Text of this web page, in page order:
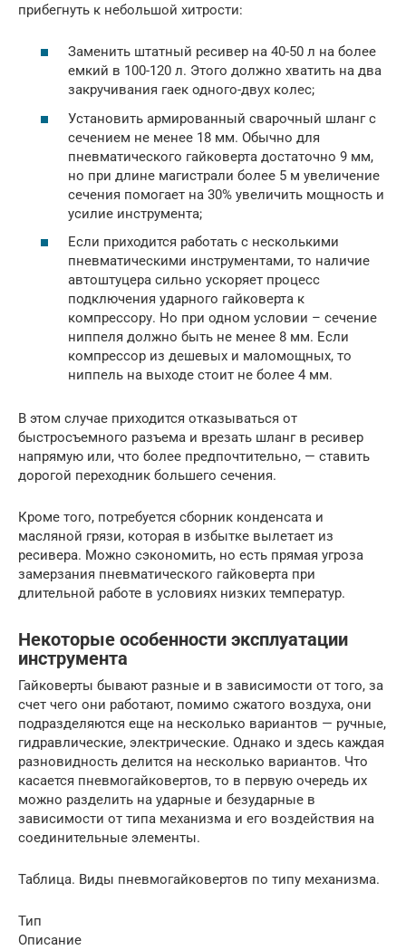
прибегнуть к небольшой хитрости:
Заменить штатный ресивер на 40-50 л на более
емкий в 100-120 л. Этого должно хватить на два
закручивания гаек одного-двух колес;
Установить армированный сварочный шланг с
сечением не менее 18 мм. Обычно для
пневматического гайковерта достаточно 9 мм,
но при длине магистрали более 5 м увеличение
сечения помогает на 30% увеличить мощность и
усилие инструмента;
Если приходится работать с несколькими
пневматическими инструментами, то наличие
автоштуцера сильно ускоряет процесс
подключения ударного гайковерта к
компрессору. Но при одном условии – сечение
ниппеля должно быть не менее 8 мм. Если
компрессор из дешевых и маломощных, то
ниппель на выходе стоит не более 4 мм.
В этом случае приходится отказываться от
быстросъемного разъема и врезать шланг в ресивер
напрямую или, что более предпочтительно, — ставить
дорогой переходник большего сечения.
Кроме того, потребуется сборник конденсата и
масляной грязи, которая в избытке вылетает из
ресивера. Можно сэкономить, но есть прямая угроза
замерзания пневматического гайковерта при
длительной работе в условиях низких температур.
Некоторые особенности эксплуатации
инструмента
Гайковерты бывают разные и в зависимости от того, за
счет чего они работают, помимо сжатого воздуха, они
подразделяются еще на несколько вариантов — ручные,
гидравлические, электрические. Однако и здесь каждая
разновидность делится на несколько вариантов. Что
касается пневмогайковертов, то в первую очередь их
можно разделить на ударные и безударные в
зависимости от типа механизма и его воздействия на
соединительные элементы.
Таблица. Виды пневмогайковертов по типу механизма.
Тип
Описание